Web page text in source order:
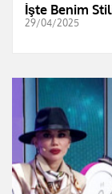
İşte Benim
29/04/2025